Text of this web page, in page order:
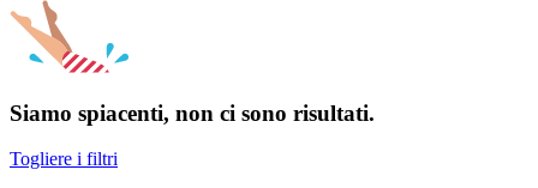
Siamo spiacenti, non ci sono risultati.
Togliere i filtri